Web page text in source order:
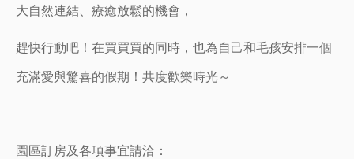
大自然連結、療癒放鬆的機會，
趕快行動吧！在買買買的同時，也為自己和毛孩安排一個
充滿愛與驚喜的假期！共度歡樂時光～
園區訂房及各項事宜請洽：